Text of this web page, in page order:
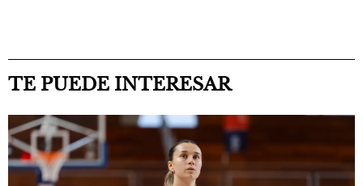
TE PUEDE INTERESAR